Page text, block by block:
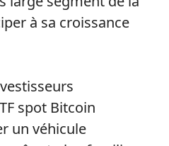
à sa croissance
spot Bitcoin
un véhicule